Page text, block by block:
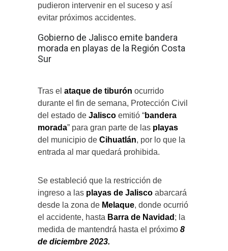
pudieron intervenir en el suceso y así
evitar próximos accidentes.
Gobierno de Jalisco emite bandera
morada en playas de la Región Costa
Sur
Tras el ataque de tiburón ocurrido
durante el fin de semana, Protección Civil
del estado de Jalisco emitió “bandera
morada” para gran parte de las playas
del municipio de Cihuatlán, por lo que la
entrada al mar quedará prohibida.
Se estableció que la restricción de
ingreso a las playas de Jalisco abarcará
desde la zona de Melaque, donde ocurrió
el accidente, hasta Barra de Navidad ; la
medida de mantendrá hasta el próximo 8
de diciembre 2023.